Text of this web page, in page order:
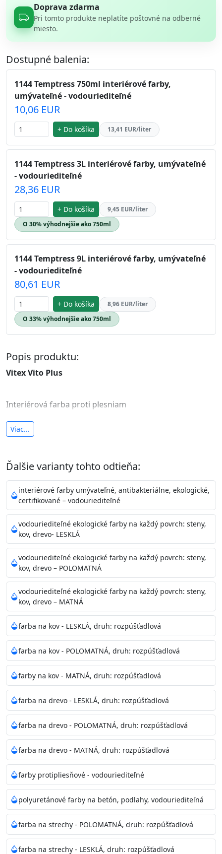
Doprava zdarma
Pri tomto produkte neplatíte poštovné na odberné
miesto.
Dostupné balenia:
1144 Temptress 750ml interiérové farby,
umývateľné - vodouriediteľné
10,06 EUR
+ Do košíka 13,41 EUR/liter
1144 Temptress 3L interiérové farby, umývateľné
- vodouriediteľné
28,36 EUR
+ Do košíka
9,45 EUR/liter
O 30% výhodnejšie ako 750ml
1144 Temptress 9L interiérové farby, umývateľné
- vodouriediteľné
80,61 EUR
+ Do košíka
8,96 EUR/liter
O 33% výhodnejšie ako 750ml
Popis produktu:
Vitex Vito Plus
Interiérová farba proti plesniam
antibakteriálna a umývateľná
Je interiérová protiplesňová farba s iónmi
Vďaka svojmu špeciálnemu zloženiu
znižuje (o 99,9%) množstvo baktérií na povrchu náteru.
Preto jevhodná na nátery priestor s
vysokými nárokmi na hygienickú čistotu ako sú
nemocnice, pôrodnice, operačné
sály, potravinárske priestory, detské izby, školy,
škôlky, telocvične, a samozrejme je
vhodná aj do bežných priestorov. Je plne umývateľná
(trieda 2 podľa EN 13300) pri
zachovaní priedušnosti vodných pár z natretých
povrchov. Má vynikajúcu kryciu schopnosť,
vysokú výdatnosť a výborný rozliv. Je možné ju tónovať v
bohatej škále odtieňov.
Odtieň: Biela + je možné tónovať podľa RAL, NCS,
Pantone
Informácie k aplikácií
Pred použitím farbu narieďte do 10% vodou podľa
spôsobu aplikácie. Dobre premiešajte a občas opakujte
aj počas náteru. Naneste jednu
vrstvu štetcom, valčekom alebo striekacou pištoľou
farba zasychá na dotyk po 30-60min./23°C po
dokonalom preschnutí minimálne 3-
4hod/23°C je možné aplikovať ďalšiu vrstvu náteru.
Doba schnutia je závislá na poveternostných
podmienkach s vyššou vlhkosťou a nižšou
teplotou sa doba schnutia predlžuje.
Neaplikujte pri teplote pod 5°C a nad teplotu 35°C alebo
Viac...
Ďalšie varianty tohto odtieňa:
interiérové farby umývateľné, antibakteriálne, ekologické,
certifikované – vodouriediteľné
vodouriediteľné ekologické farby na každý povrch: steny,
kov, drevo- LESKLÁ
vodouriediteľné ekologické farby na každý povrch: steny,
kov, drevo – POLOMATNÁ
vodouriediteľné ekologické farby na každý povrch: steny,
kov, drevo – MATNÁ
farba na kov - LESKLÁ, druh: rozpúšťadlová
farba na kov - POLOMATNÁ, druh: rozpúšťadlová
farby na kov - MATNÁ, druh: rozpúšťadlová
farba na drevo - LESKLÁ, druh: rozpúšťadlová
farba na drevo - POLOMATNÁ, druh: rozpúšťadlová
farba na drevo - MATNÁ, druh: rozpúšťadlová
farby protipliesňové - vodouriediteľné
polyuretánové farby na betón, podlahy, vodouriediteľná
farba na strechy - POLOMATNÁ, druh: rozpúšťadlová
farba na strechy - LESKLÁ, druh: rozpúšťadlová